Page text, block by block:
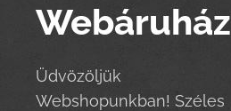
Webáruház
Üdvözöljük
Webshopunkban! Széles